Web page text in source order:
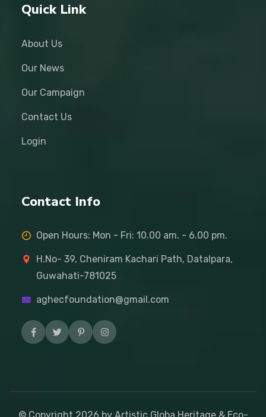
Quick Link
About Us
Our News
Our Campaign
Contact Us
Login
Contact Info
Open Hours: Mon - Fri: 10.00 am. - 6.00 pm.
H.No- 39, Cheniram Kachari Path, Datalpara,
Guwahati-781025
aghecfoundation@gmail.com